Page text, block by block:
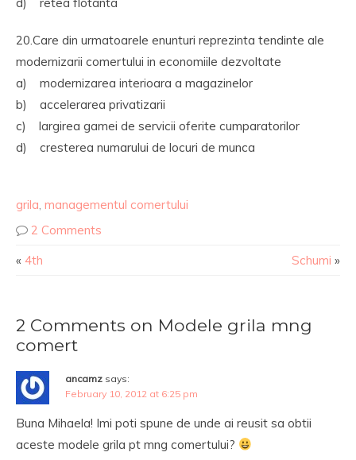
20.Care din urmatoarele enunturi reprezinta tendinte ale
modernizarii comertului in economiile dezvoltate
a) modernizarea interioara a magazinelor
b) accelerarea privatizarii
c) largirea gamei de servicii oferite cumparatorilor
d) cresterea numarului de locuri de munca
grila, managementul comertului
2 Comments
« 4th Schumi »
2 Comments on Modele grila mng
comert
ancamz says:
February 10, 2012 at 6:25 pm
Buna Mihaela! Imi poti spune de unde ai reusit sa obtii
aceste modele grila pt mng comertului?